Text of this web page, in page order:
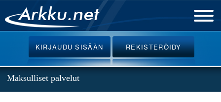
Etusivu
Uutiset
Palvelut
Ohjeet
KIRJAUDUSISÄÄN REKISTERÖIDY
Maksulliset palvelut